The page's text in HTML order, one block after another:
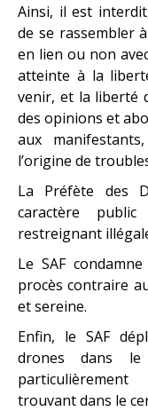
Ainsi, il est
de se rassembler
en lien ou non
atteinte à la
venir, et la liberté
des opinions et
aux
l’origine de
La Préfète des
caractère
restreignant
Le SAF
procès contraire
et sereine.
Enfin, le SAF
drones dans
trouvant dans le